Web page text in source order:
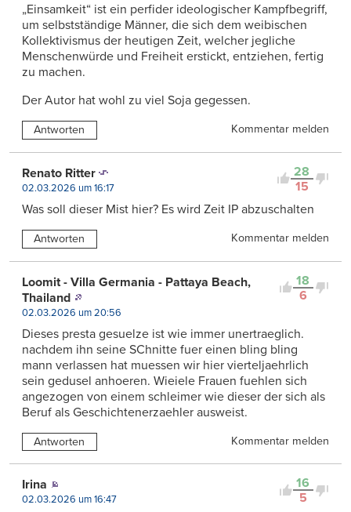
„Einsamkeit“ ist ein perfider ideologischer Kampfbegriff,
um selbstständige Männer, die sich dem weibischen
Kollektivismus der heutigen Zeit, welcher jegliche
Menschenwürde und Freiheit erstickt, entziehen, fertig
zu machen.
Der Autor hat wohl zu viel Soja gegessen.
Antworten Kommentar melden
28
15
Renato Ritter
02.03.2026 um 16:17
Was soll dieser Mist hier? Es wird Zeit IP abzuschalten
Antworten Kommentar melden
18
6
Loomit - Villa Germania - Pattaya Beach,
Thailand
02.03.2026 um 20:56
Dieses presta gesuelze ist wie immer unertraeglich.
nachdem ihn seine SChnitte fuer einen bling bling
mann verlassen hat muessen wir hier vierteljaehrlich
sein gedusel anhoeren. Wieiele Frauen fuehlen sich
angezogen von einem schleimer wie dieser der sich als
Beruf als Geschichtenerzaehler ausweist.
Antworten Kommentar melden
16
5
Irina
02.03.2026 um 16:47